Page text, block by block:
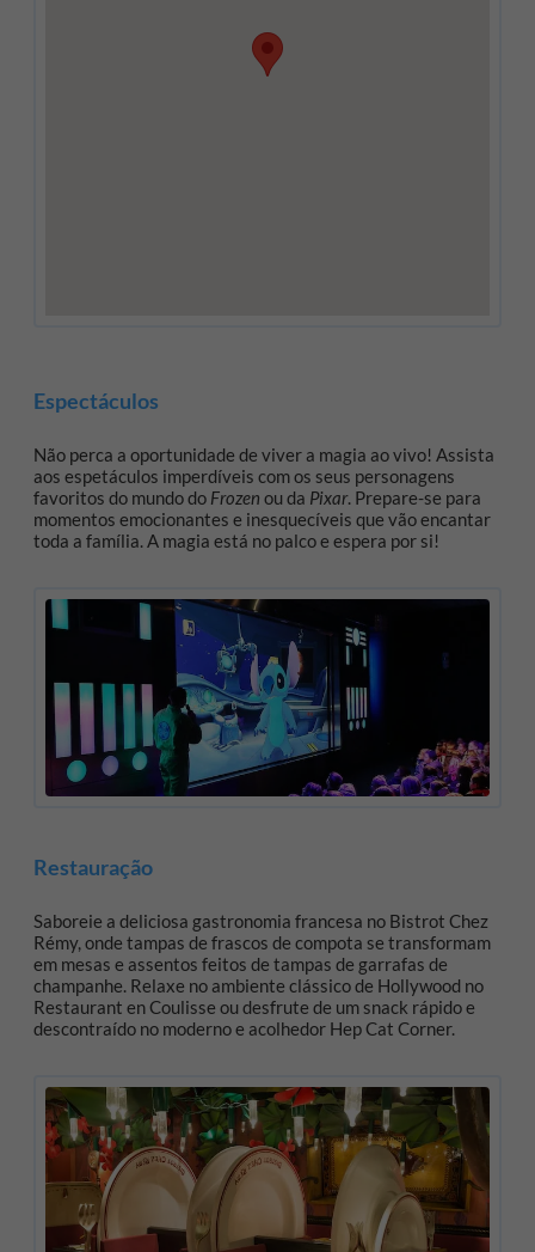
Espectáculos
Não perca a oportunidade de viver a magia ao vivo! Assista
aos espetáculos imperdíveis com os seus personagens
favoritos do mundo do Frozen ou da Pixar. Prepare-se para
momentos emocionantes e inesquecíveis que vão encantar
toda a família. A magia está no palco e espera por si!
Restauração
Saboreie a deliciosa gastronomia francesa no Bistrot Chez
Rémy, onde tampas de frascos de compota se transformam
em mesas e assentos feitos de tampas de garrafas de
champanhe. Relaxe no ambiente clássico de Hollywood no
Restaurant en Coulisse ou desfrute de um snack rápido e
descontraído no moderno e acolhedor Hep Cat Corner.